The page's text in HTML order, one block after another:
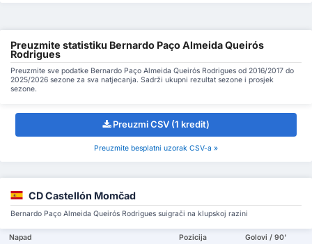
Preuzmite statistiku Bernardo Paço Almeida Queirós
Rodrigues
Preuzmite sve podatke Bernardo Paço Almeida Queirós Rodrigues od 2016/2017 do
2025/2026 sezone za sva natjecanja. Sadrži ukupni rezultat sezone i prosjek
sezone.
Preuzmi CSV (1 kredit)
Preuzmite besplatni uzorak CSV-a »
CD Castellón Momčad
Bernardo Paço Almeida Queirós Rodrigues suigrači na klupskoj razini
Napad Pozicija Golovi / 90'